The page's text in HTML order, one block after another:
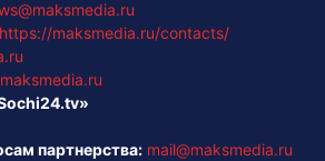
https://maksmedia.ru/contacts/
партнерства: mail@maksmedia.ru